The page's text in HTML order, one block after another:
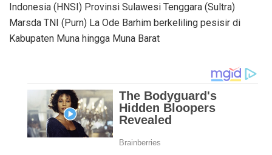
Indonesia (HNSI) Provinsi Sulawesi Tenggara (Sultra)
Marsda TNI (Purn) La Ode Barhim berkeliling pesisir di
Kabupaten Muna hingga Muna Barat